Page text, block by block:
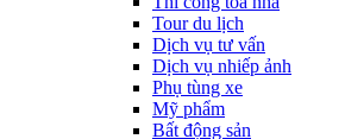
Tour du lịch
Dịch vụ tư vấn
Dịch vụ nhiếp ảnh
Phụ tùng xe
Mỹ phẩm
Bất động sản